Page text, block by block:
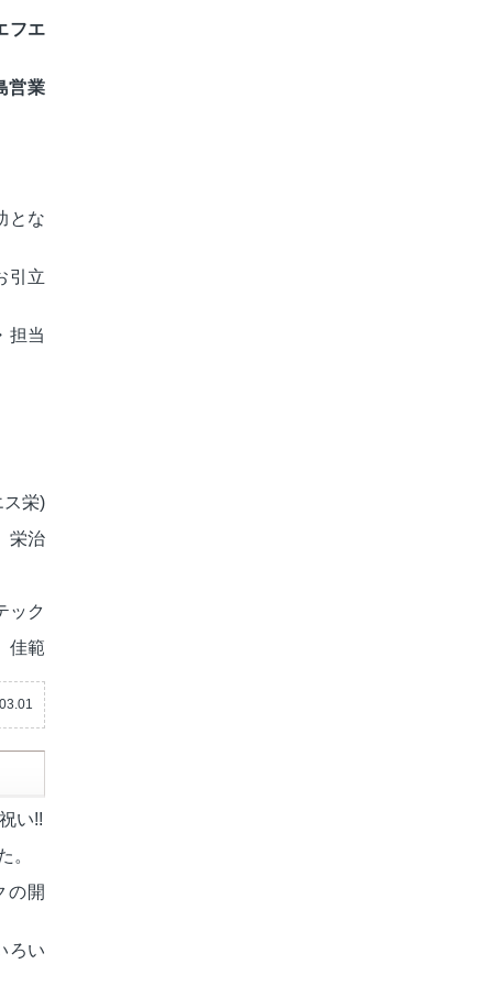
フエ
営業
とな
引立
担当
ス栄)
治
ック
範
い!!
。
の開
ろい